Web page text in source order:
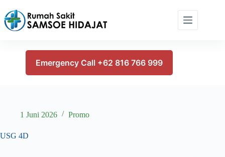
content
Emergency Call +62 816 766 999
1 Juni 2026 Promo
USG 4D